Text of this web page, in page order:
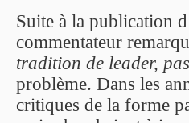
Suite à la publication
commentateur
tradition de leader,
problème. Dans les
critiques de la forme